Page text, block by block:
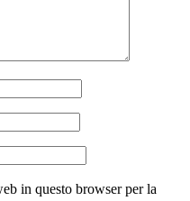
in questo browser per la